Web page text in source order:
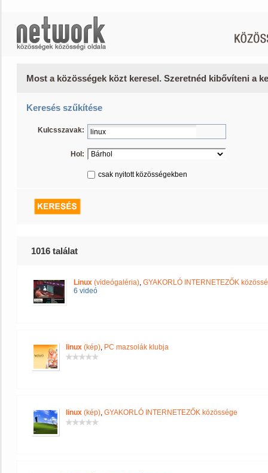
Most a közösségek közt keresel. Szeretnéd kibővíteni a
Keresés szűkítése
Kulcsszavak:
Hol:
csak nyitott közösségekben
1016 találat
Linux (videógaléria), GYAKORLÓ INTERNETEZŐK
6 videó
linux (kép), PC mazsolák klubja
linux (kép), GYAKORLÓ INTERNETEZŐK közössége